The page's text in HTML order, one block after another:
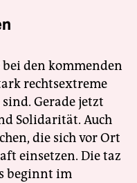
den kommenden
rechtsextreme
Gerade jetzt
Solidarität. Auch
die sich vor Ort
einsetzen. Die taz
beginnt im